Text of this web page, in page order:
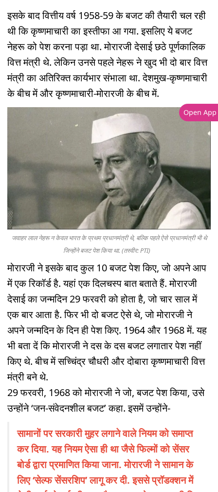
इसके बाद वित्तीय वर्ष 1958-59 के बजट की तैयारी चल रही
थी कि कृष्णमाचारी का इस्तीफा आ गया. इसलिए ये बजट
नेहरू को पेश करना पड़ा था. मोरारजी देसाई छठे पूर्णकालिक
वित्त मंत्री थे. लेकिन उनसे पहले नेहरू ने खुद भी दो बार वित्त
मंत्री का अतिरिक्त कार्यभार संभाला था. देशमुख-कृष्णमाचारी
के बीच में और कृष्णमाचारी-मोरारजी के बीच में.
जवाहर लाल नेहरू न केवल भारत के प्रथम प्रधानमंत्री थे, बल्कि पहले ऐसे प्रधानमंत्री भी थे
जिन्होंने बजट पेश किया था. (तस्वीर: PTI)
मोरारजी ने इसके बाद कुल 10 बजट पेश किए, जो अपने आप
में एक रिकॉर्ड है. यहां एक दिलचस्प बात बताते हैं. मोरारजी
देसाई का जन्मदिन 29 फरवरी को होता है, जो चार साल में
एक बार आता है. फिर भी दो बजट ऐसे थे, जो मोरारजी ने
अपने जन्मदिन के दिन ही पेश किए. 1964 और 1968 में. यह
भी बता दें कि मोरारजी ने दस के दस बजट लगातार पेश नहीं
किए थे. बीच में सच्चिंद्र चौधरी और दोबारा कृष्णमाचारी वित्त
मंत्री बने थे.
29 फरवरी, 1968 को मोरारजी ने जो, बजट पेश किया, उसे
उन्होंने ‘जन-संवेदनशील बजट’ कहा. इसमें उन्होंने-
सामानों पर सरकारी मुहर लगाने वाले नियम को समाप्त
कर दिया. यह नियम ऐसा ही था जैसे फिल्मों को सेंसर
बोर्ड द्वारा प्रमाणित किया जाना. मोरारजी ने सामान के
लिए ‘सेल्फ सेंसरशिप’ लागू कर दी. इससे प्रॉडक्शन में
Open App